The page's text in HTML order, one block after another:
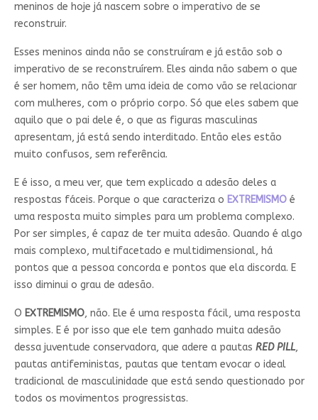
meninos de hoje já nascem sobre o imperativo de se
reconstruir.
Esses meninos ainda não se construíram e já estão sob o
imperativo de se reconstruírem. Eles ainda não sabem o que
é ser homem, não têm uma ideia de como vão se relacionar
com mulheres, com o próprio corpo. Só que eles sabem que
aquilo que o pai dele é, o que as figuras masculinas
apresentam, já está sendo interditado. Então eles estão
muito confusos, sem referência.
E é isso, a meu ver, que tem explicado a adesão deles a
respostas fáceis. Porque o que caracteriza o EXTREMISMOé
uma resposta muito simples para um problema complexo.
Por ser simples, é capaz de ter muita adesão. Quando é algo
mais complexo, multifacetado e multidimensional, há
pontos que a pessoa concorda e pontos que ela discorda. E
isso diminui o grau de adesão.
O EXTREMISMO, não. Ele é uma resposta fácil, uma resposta
simples. E é por isso que ele tem ganhado muita adesão
dessa juventude conservadora, que adere a pautas RED PILL,
pautas antifeministas, pautas que tentam evocar o ideal
tradicional de masculinidade que está sendo questionado por
todos os movimentos progressistas.